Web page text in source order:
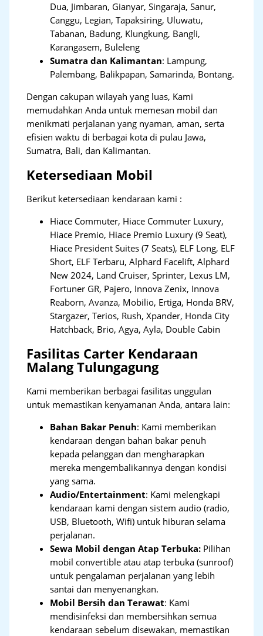
Dua, Jimbaran, Gianyar, Singaraja, Sanur,
Canggu, Legian, Tapaksiring, Uluwatu,
Tabanan, Badung, Klungkung, Bangli,
Karangasem, Buleleng
Sumatra dan Kalimantan: Lampung,
Palembang, Balikpapan, Samarinda, Bontang.
Dengan cakupan wilayah yang luas, Kami
memudahkan Anda untuk memesan mobil dan
menikmati perjalanan yang nyaman, aman, serta
efisien waktu di berbagai kota di pulau Jawa,
Sumatra, Bali, dan Kalimantan.
Ketersediaan Mobil
Berikut ketersediaan kendaraan kami :
Hiace Commuter, Hiace Commuter Luxury,
Hiace Premio, Hiace Premio Luxury (9 Seat),
Hiace President Suites (7 Seats), ELF Long, ELF
Short, ELF Terbaru, Alphard Facelift, Alphard
New 2024, Land Cruiser, Sprinter, Lexus LM,
Fortuner GR, Pajero, Innova Zenix, Innova
Reaborn, Avanza, Mobilio, Ertiga, Honda BRV,
Stargazer, Terios, Rush, Xpander, Honda City
Hatchback, Brio, Agya, Ayla, Double Cabin
Fasilitas Carter Kendaraan
Malang Tulungagung
Kami memberikan berbagai fasilitas unggulan
untuk memastikan kenyamanan Anda, antara lain:
Bahan Bakar Penuh: Kami memberikan
kendaraan dengan bahan bakar penuh
kepada pelanggan dan mengharapkan
mereka mengembalikannya dengan kondisi
yang sama.
Audio/Entertainment: Kami melengkapi
kendaraan kami dengan sistem audio (radio,
USB, Bluetooth, Wifi) untuk hiburan selama
perjalanan.
Sewa Mobil dengan Atap Terbuka: Pilihan
mobil convertible atau atap terbuka (sunroof)
untuk pengalaman perjalanan yang lebih
santai dan menyenangkan.
Mobil Bersih dan Terawat: Kami
mendisinfeksi dan membersihkan semua
kendaraan sebelum disewakan, memastikan